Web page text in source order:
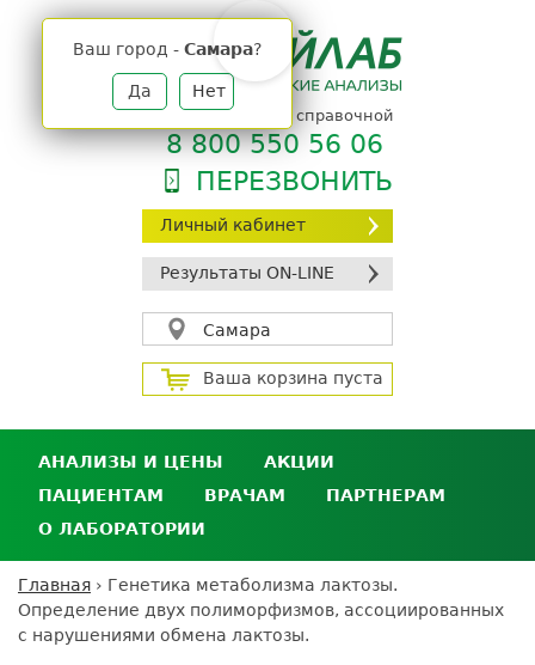
Личный кабинет
Результаты ON-LINE
Самара
Ваш город - Самара?
Да Нет
Ваша корзина пуста
телефон единой справочной
8 800 550 56 06
ПЕРЕЗВОНИТЬ
АНАЛИЗЫ И ЦЕНЫ
Анализы и цены
Где сдать анализы
Выезд на дом
Подготовка к анализам
АКЦИИ
ПАЦИЕНТАМ
Личный кабинет пациента
Дисконтная программа
ДМС
Обратная связь
ВРАЧАМ
Сотрудничество
Экскурсия в
лабораторию
ПАРТНЕРАМ
кабинет
партнёра
О ЛАБОРАТОРИИ
Контроль качества
Вакансии
Вы
здесь
Главная › Генетика метаболизма лактозы.
Определение двух полиморфизмов, ассоциированных
с нарушениями обмена лактозы.